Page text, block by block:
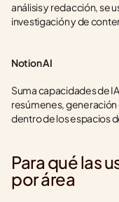
análisis y redacción, se
investigación y de
Notion AI
Suma capacidades de
resúmenes,
dentro de los espacios
Para qué las
por área